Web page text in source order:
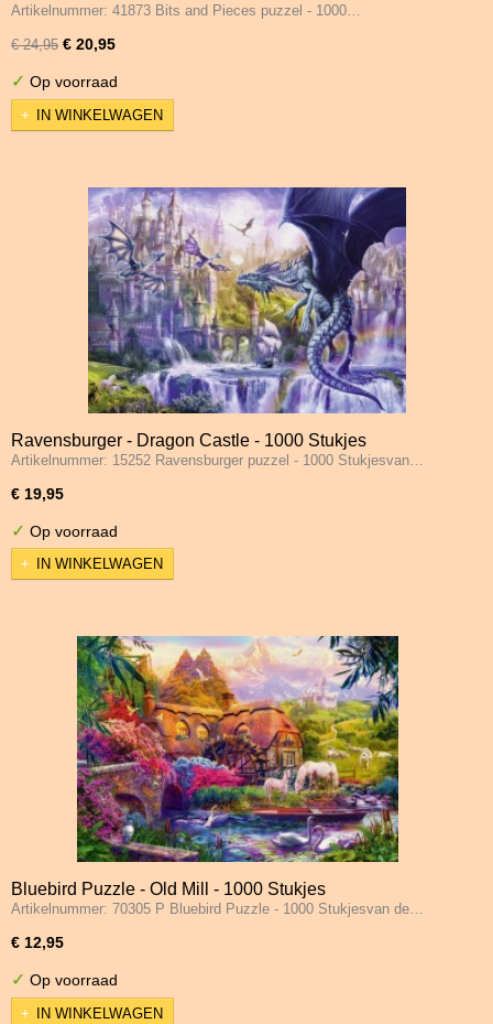
Artikelnummer: 41873 Bits and Pieces puzzel - 1000…
€ 24,95 € 20,95
✓ Op voorraad
IN WINKELWAGEN
Ravensburger - Dragon Castle - 1000 Stukjes
Artikelnummer: 15252 Ravensburger puzzel - 1000 Stukjesvan…
€ 19,95
✓ Op voorraad
IN WINKELWAGEN
Bluebird Puzzle - Old Mill - 1000 Stukjes
Artikelnummer: 70305 P Bluebird Puzzle - 1000 Stukjesvan de…
€ 12,95
✓ Op voorraad
IN WINKELWAGEN